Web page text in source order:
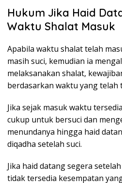
Hukum Jika Haid
Waktu Shalat Masuk
Apabila waktu shalat telah
masih suci, kemudian ia
melaksanakan shalat,
berdasarkan waktu yang telah
Jika sejak masuk waktu
cukup untuk bersuci dan
menundanya hingga haid
diqadha setelah suci.
Jika haid datang segera
tidak tersedia kesempatan